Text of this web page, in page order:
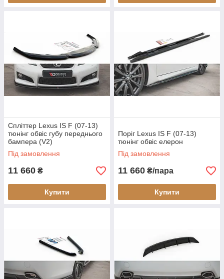
Спліттер Lexus IS F (07-13)
тюнінг обвіс губу переднього
бампера (V2)
Під замовлення
11 660 ₴
Купити
Поріг Lexus IS F (07-13)
тюнінг обвіс елерон
Під замовлення
11 660 ₴/пара
Купити